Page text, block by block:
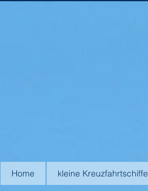
Home kleine Kreuzfahrtschiffe